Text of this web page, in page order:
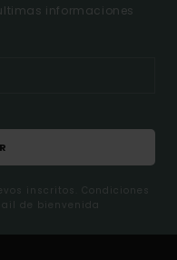
informaciones
inscritos. Condiciones
de bienvenida